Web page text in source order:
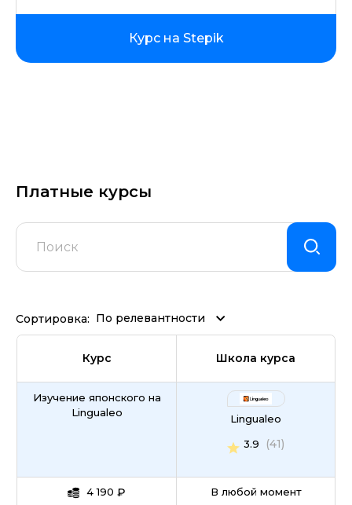
Курс на Stepik
Платные курсы
Сортировка: По релевантности
Курс Школа курса
Изучение японского на
Lingualeo
4 190 ₽
Lingualeo
3.9
(41)
В любой момент